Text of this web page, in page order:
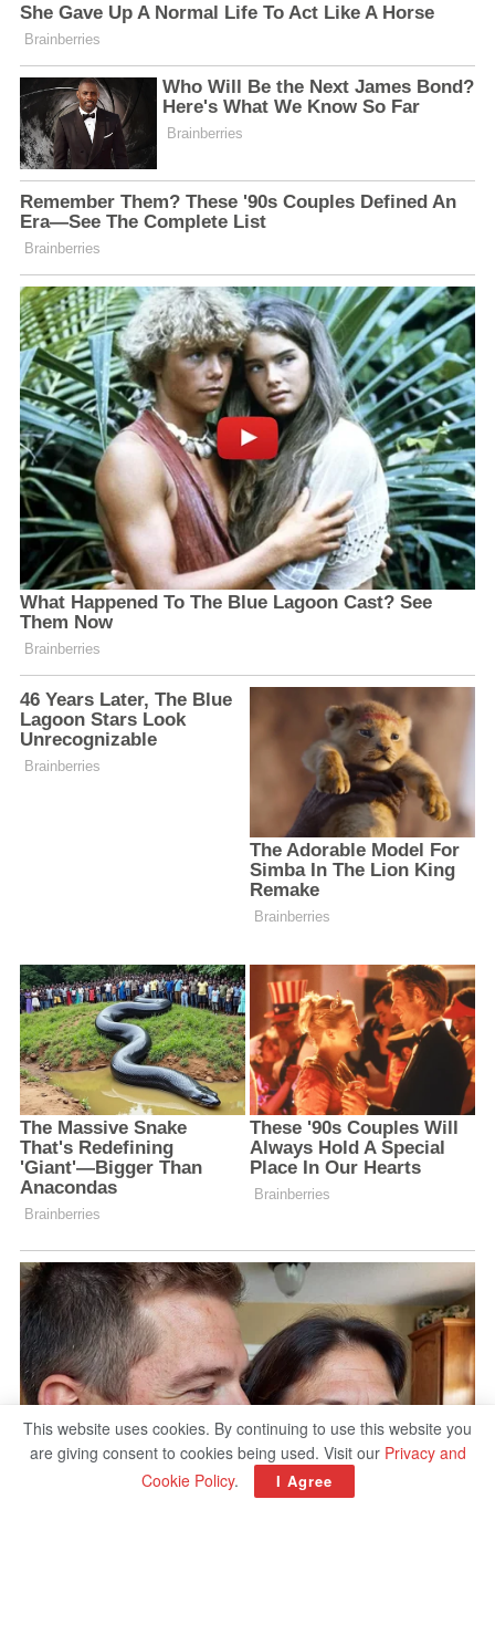
This website uses cookies. By continuing to use this website you
are giving consent to cookies being used. Visit our Privacy and
Cookie Policy. I Agree